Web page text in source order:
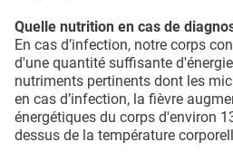
Quelle nutrition en cas de
En cas d’infection, notre corps
d'une quantité suffisante
nutriments pertinents dont les
en cas d’infection, la fièvre
énergétiques du corps d'environ
dessus de la température